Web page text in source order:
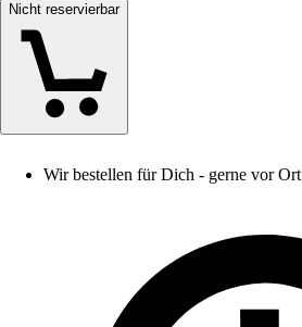
Nicht reservierbar
Wir bestellen für Dich - gerne vor